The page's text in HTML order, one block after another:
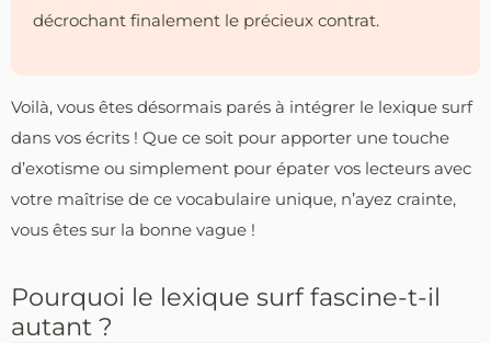
décrochant finalement le précieux contrat.
Voilà, vous êtes désormais parés à intégrer le lexique surf
dans vos écrits ! Que ce soit pour apporter une touche
d’exotisme ou simplement pour épater vos lecteurs avec
votre maîtrise de ce vocabulaire unique, n’ayez crainte,
vous êtes sur la bonne vague !
Pourquoi le lexique surf fascine-t-il
autant ?